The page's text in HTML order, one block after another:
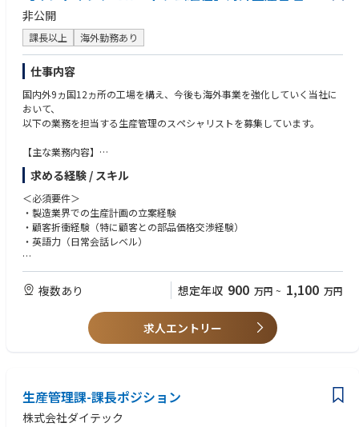
■海外購買の特徴
購買方針として、現地での調達がメインでお客様にとって最良の品質、コ
スト、納期（QCD）を兼ね備えた部品を提案することを重視しておりま
す。
また、上記に加えて、香港／マレーシア／日本の国際購買部門との連携に
より、最適な部品調達及び提案を実施しております。
■キャリアパス
他の海外工場の購買担当、本ポジション領域のスペシャリスト、購買部の
＜求める人物像＞
・社内外のネットワークを積極的に広げていこうという気持ちを持ってい
る方
・赴任先のルールや文化を理解して適応、順応していく力を持っている方
非公開
課長以上 海外勤務あり
仕事内容
国内外9ヵ国12ヵ所の工場を構え、今後も海外事業を強化していく当社に
おいて、
以下の業務を担当する生産管理のスペシャリストを募集しています。
【主な業務内容】
・生産管理業務全般（生産計画の立案から出荷管理までの実行管理、物流
管理・改善など）
・現地ローカルスタッフの指導・育成・マネジメント
（部品の調達スケジュールの策定、製造工程管理、品質管理、納期管理な
ど、現地での業務に対する管理と指導）
・顧客折衝（納期管理・生産調整・価格交渉・コスト関連の折衝）
ご入社後は、国内工場(高松工場もしくは松山工場)での座学及びOJTトレ
ーニングを予定しております。
研修期間は1ヶ月～3カ月程度です。ご本人のスキル・ご経験・習熟度によ
り研修期間は異なります。
求める経験 / スキル
＜必須要件＞
・製造業界での生産計画の立案経験
・顧客折衝経験（特に顧客との部品価格交渉経験）
・英語力（日常会話レベル）
＜歓迎要件＞
・海外勤務(長期出張もしくは駐在)のご経験
複数あり 想定年収 900 万円 ~ 1,100 万円
求人エントリー
生産管理課-課長ポジション
株式会社ダイテック